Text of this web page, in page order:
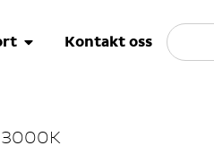
Kontakt oss
3000K